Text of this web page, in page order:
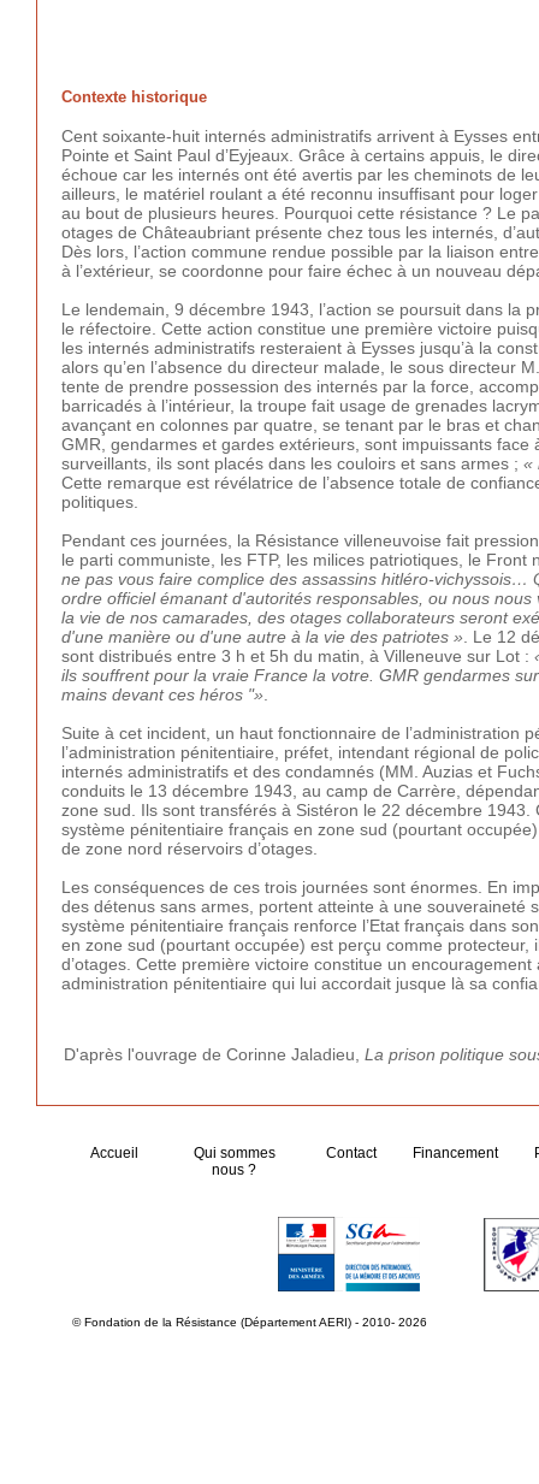
Contexte historique
Cent soixante-huit internés administratifs arrivent à Eysses
Pointe et Saint Paul d’Eyjeaux. Grâce à certains appuis, le
échoue car les internés ont été avertis par les cheminots de
ailleurs, le matériel roulant a été reconnu insuffisant pour
au bout de plusieurs heures. Pourquoi cette résistance ? Le
otages de Châteaubriant présente chez tous les internés,
Dès lors, l’action commune rendue possible par la liaison
à l’extérieur, se coordonne pour faire échec à un nouveau
Le lendemain, 9 décembre 1943, l’action se poursuit dans
le réfectoire. Cette action constitue une première victoire
les internés administratifs resteraient à Eysses jusqu’à la
alors qu’en l’absence du directeur malade, le sous directeur
tente de prendre possession des internés par la force,
barricadés à l’intérieur, la troupe fait usage de grenades
avançant en colonnes par quatre, se tenant par le bras et
GMR, gendarmes et gardes extérieurs, sont impuissants
surveillants, ils sont placés dans les couloirs et sans armes ; «
Cette remarque est révélatrice de l’absence totale de
politiques.
Pendant ces journées, la Résistance villeneuvoise fait
le parti communiste, les FTP, les milices patriotiques, le
ne pas vous faire complice des assassins hitléro-
ordre officiel émanant d'autorités responsables, ou nous
la vie de nos camarades, des otages collaborateurs seront
d'une manière ou d'une autre à la vie des patriotes » . Le 12
sont distribués entre 3 h et 5h du matin, à Villeneuve sur Lot :
ils souffrent pour la vraie France la votre. GMR gendarmes
mains devant ces héros "»
Suite à cet incident, un haut fonctionnaire de l’administration
l’administration pénitentiaire, préfet, intendant régional de
internés administratifs et des condamnés (MM. Auzias et
conduits le 13 décembre 1943, au camp de Carrère,
zone sud. Ils sont transférés à Sistéron le 22 décembre
système pénitentiaire français en zone sud (pourtant
de zone nord réservoirs d’otages.
Les conséquences de ces trois journées sont énormes. En
des détenus sans armes, portent atteinte à une
système pénitentiaire français renforce l’Etat français dans
en zone sud (pourtant occupée) est perçu comme
d’otages. Cette première victoire constitue un
administration pénitentiaire qui lui accordait jusque là sa
D'après l'ouvrage de Corinne Jaladieu, La prison politique
Accueil
Qui sommes
nous ?
Contact Financement
© Fondation de la Résistance (Département AERI) - 2010- 2026